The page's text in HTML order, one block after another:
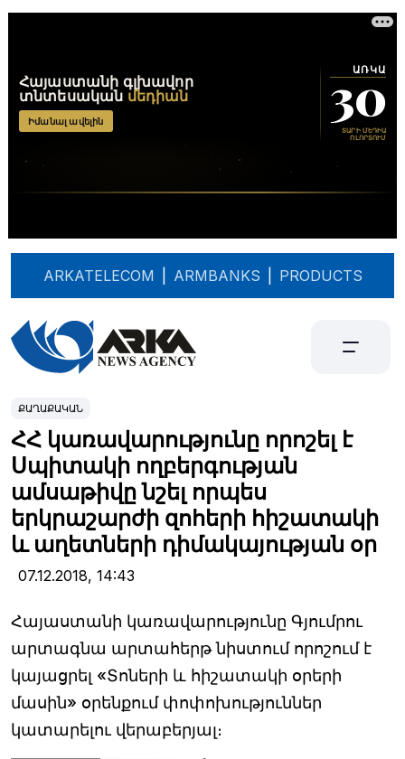
ARKATELECOM ARMBANKS PRODUCTS
ՔԱՂԱՔԱԿԱՆ
ՀՀ կառավարությունը որոշել է
Սպիտակի ողբերգության
ամսաթիվը նշել որպես
երկրաշարժի զոհերի հիշատակի
և աղետների դիմակայության օր
07.12.2018, 14:43
Հայաստանի կառավարությունը Գյումրու
արտագնա արտահերթ նիստում որոշում է
կայացրել «Տոների և հիշատակի օրերի
մասին» օրենքում փոփոխություններ
կատարելու վերաբերյալ։